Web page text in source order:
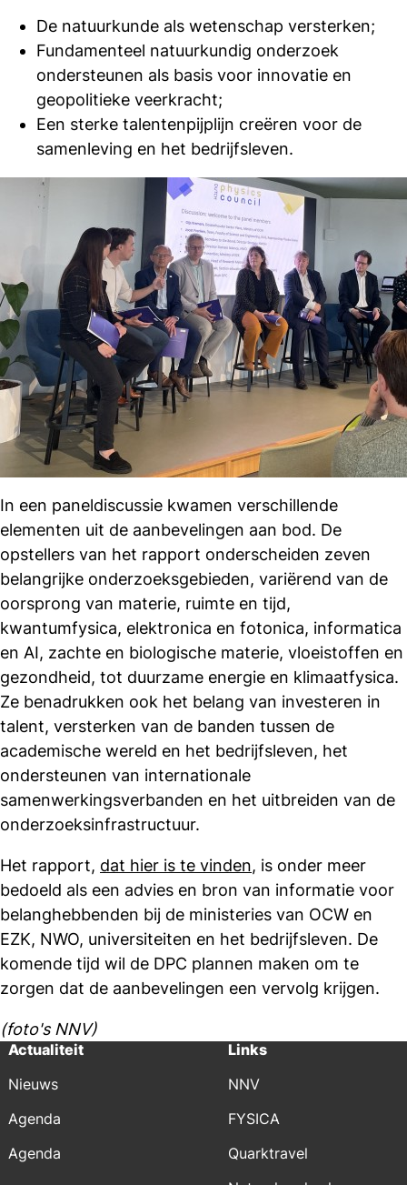
De natuurkunde als wetenschap versterken;
Fundamenteel natuurkundig onderzoek
ondersteunen als basis voor innovatie en
geopolitieke veerkracht;
Een sterke talentenpijplijn creëren voor de
samenleving en het bedrijfsleven.
In een paneldiscussie kwamen verschillende
elementen uit de aanbevelingen aan bod. De
opstellers van het rapport onderscheiden zeven
belangrijke onderzoeksgebieden, variërend van de
oorsprong van materie, ruimte en tijd,
kwantumfysica, elektronica en fotonica, informatica
en AI, zachte en biologische materie, vloeistoffen en
gezondheid, tot duurzame energie en klimaatfysica.
Ze benadrukken ook het belang van investeren in
talent, versterken van de banden tussen de
academische wereld en het bedrijfsleven, het
ondersteunen van internationale
samenwerkingsverbanden en het uitbreiden van de
onderzoeksinfrastructuur.
Het rapport, dat hier is te vinden, is onder meer
bedoeld als een advies en bron van informatie voor
belanghebbenden bij de ministeries van OCW en
EZK, NWO, universiteiten en het bedrijfsleven. De
komende tijd wil de DPC plannen maken om te
zorgen dat de aanbevelingen een vervolg krijgen.
(foto's NNV)
Actualiteit
Nieuws
Agenda
Agenda
Links
NNV
FYSICA
Quarktravel